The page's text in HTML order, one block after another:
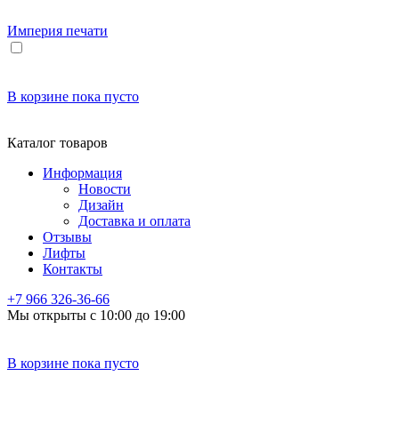
Империя печати
В корзине пока пусто
Каталог товаров
Информация
Новости
Дизайн
Доставка и оплата
Отзывы
Лифты
Контакты
+7 966 326-36-66
Мы открыты с 10:00 до 19:00
В корзине пока пусто